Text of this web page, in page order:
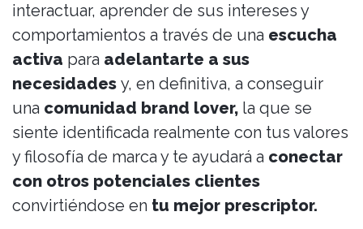
interactuar, aprender de sus intereses y
comportamientos a través de una escucha
activa para adelantarte a sus
necesidades y, en definitiva, a conseguir
una comunidad brand lover, la que se
siente identificada realmente con tus valores
y filosofía de marca y te ayudará a conectar
con otros potenciales clientes
convirtiéndose en tu mejor prescriptor.